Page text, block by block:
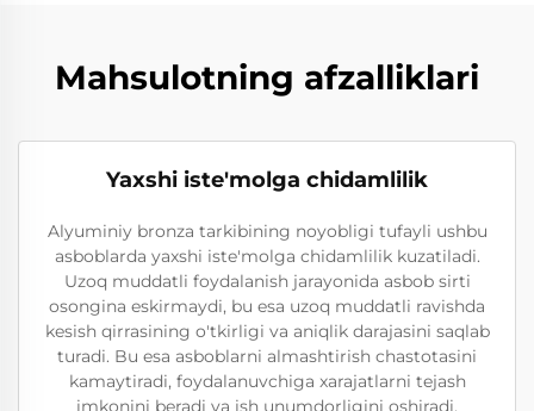
Mahsulotning afzalliklari
Yaxshi iste'molga chidamlilik
Alyuminiy bronza tarkibining noyobligi tufayli ushbu
asboblarda yaxshi iste'molga chidamlilik kuzatiladi.
Uzoq muddatli foydalanish jarayonida asbob sirti
osongina eskirmaydi, bu esa uzoq muddatli ravishda
kesish qirrasining o'tkirligi va aniqlik darajasini saqlab
turadi. Bu esa asboblarni almashtirish chastotasini
kamaytiradi, foydalanuvchiga xarajatlarni tejash
imkonini beradi va ish unumdorligini oshiradi.